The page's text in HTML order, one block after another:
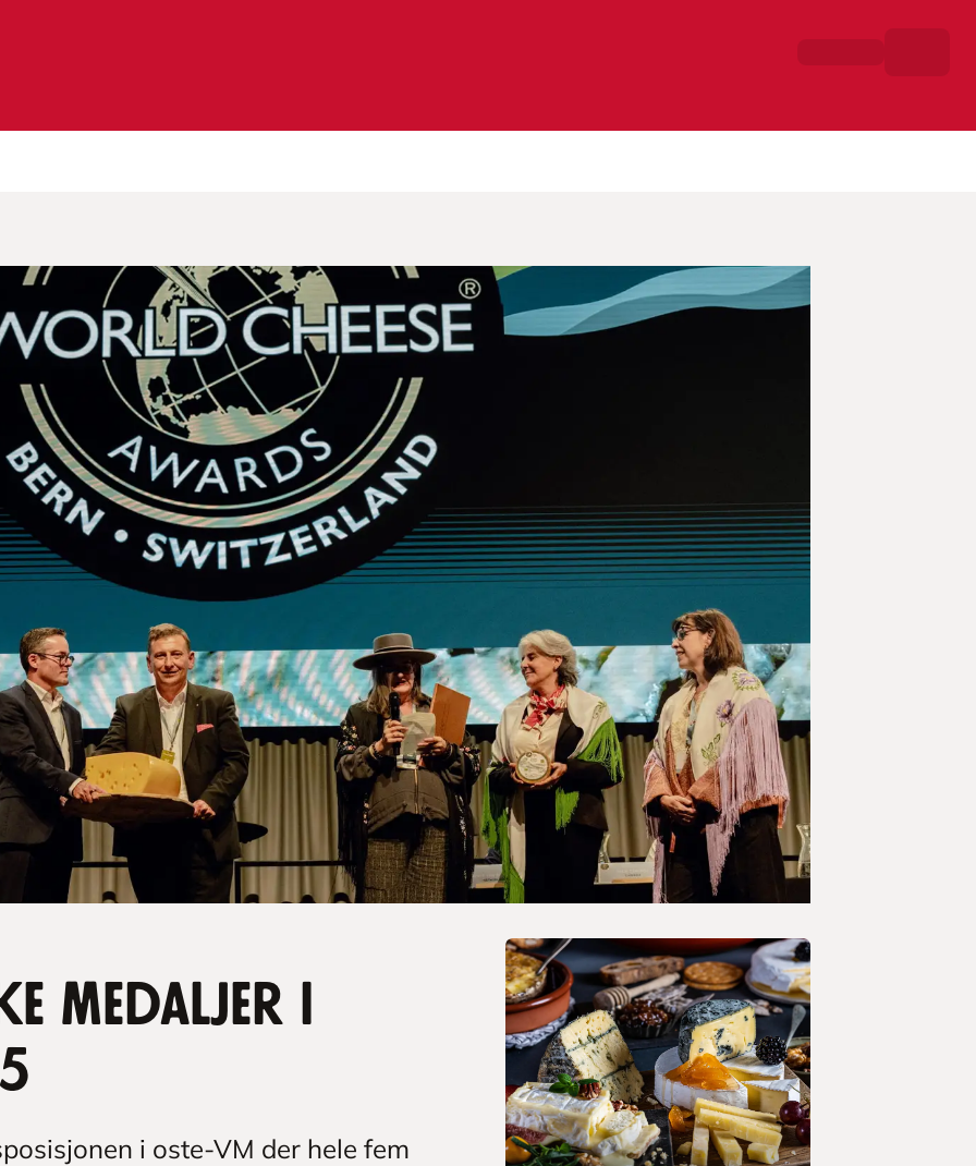
medaljer i
i oste-VM der hele fem